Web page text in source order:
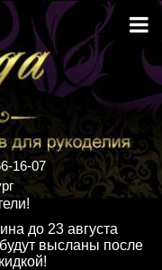
16-07
до 23 августа
высланы после